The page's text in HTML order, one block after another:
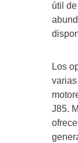
útil
Los
J85.